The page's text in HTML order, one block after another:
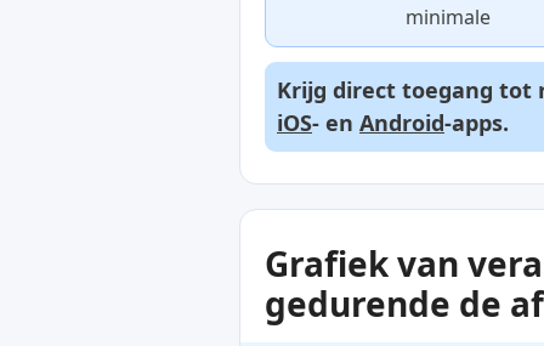
minimale
Krijg direct toegang tot
iOS- en Android-apps.
Grafiek van
gedurende de